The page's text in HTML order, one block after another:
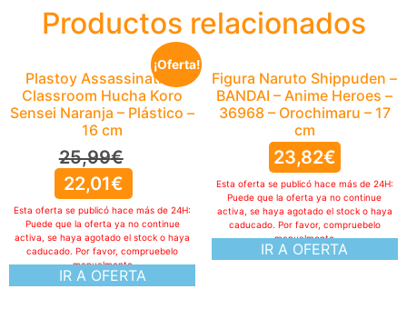
Productos relacionados
¡Oferta!
Plastoy Assassination
Classroom Hucha Koro
Sensei Naranja – Plástico –
16 cm
25,99€
22,01€
IR A OFERTA
Esta oferta se publicó hace más de 24H:
Puede que la oferta ya no continue
activa, se haya agotado el stock o haya
caducado. Por favor, compruebelo
manualmente
Figura Naruto Shippuden –
BANDAI – Anime Heroes –
36968 – Orochimaru – 17
cm
23,82€
IR A OFERTA
Esta oferta se publicó hace más de 24H:
Puede que la oferta ya no continue
activa, se haya agotado el stock o haya
caducado. Por favor, compruebelo
manualmente